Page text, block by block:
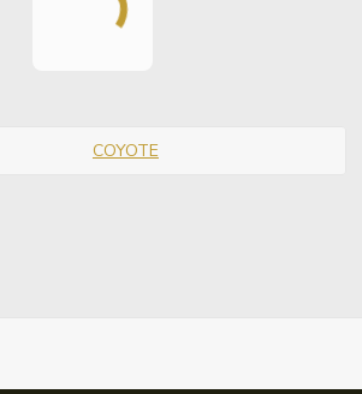
COYOTE